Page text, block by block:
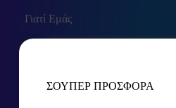
Γιατί Εμάς
ΣΟΥΠΕΡ ΠΡΟΣΦΟΡΑ